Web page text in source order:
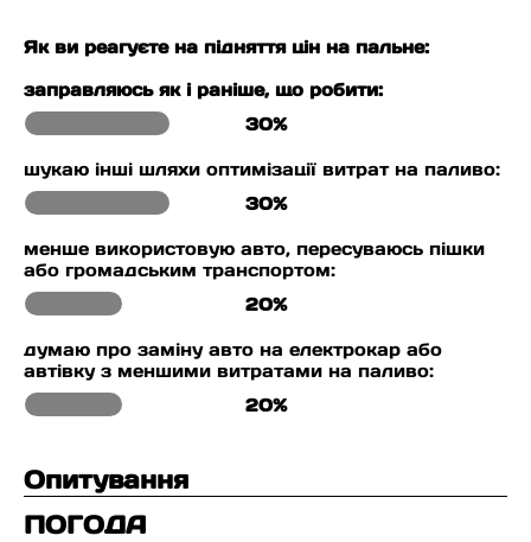
Як ви реагуєте на підняття цін на пальне:
заправляюсь як і раніше, що робити:
30%
шукаю інші шляхи оптимізації витрат на паливо:
30%
менше використовую авто, пересуваюсь пішки
або громадським транспортом:
20%
думаю про заміну авто на електрокар або
автівку з меншими витратами на паливо:
20%
Опитування
ПОГОДА